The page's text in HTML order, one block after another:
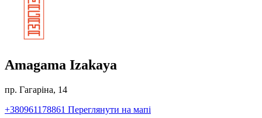
Amagama Izakaya
пр. Гагаріна, 14
+380961178861 Переглянути на мапі